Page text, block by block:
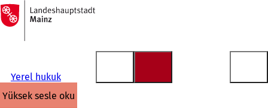
İçeriğe atla
Ana
sayfaya
Yerel hukuk
yüksek sesle oku